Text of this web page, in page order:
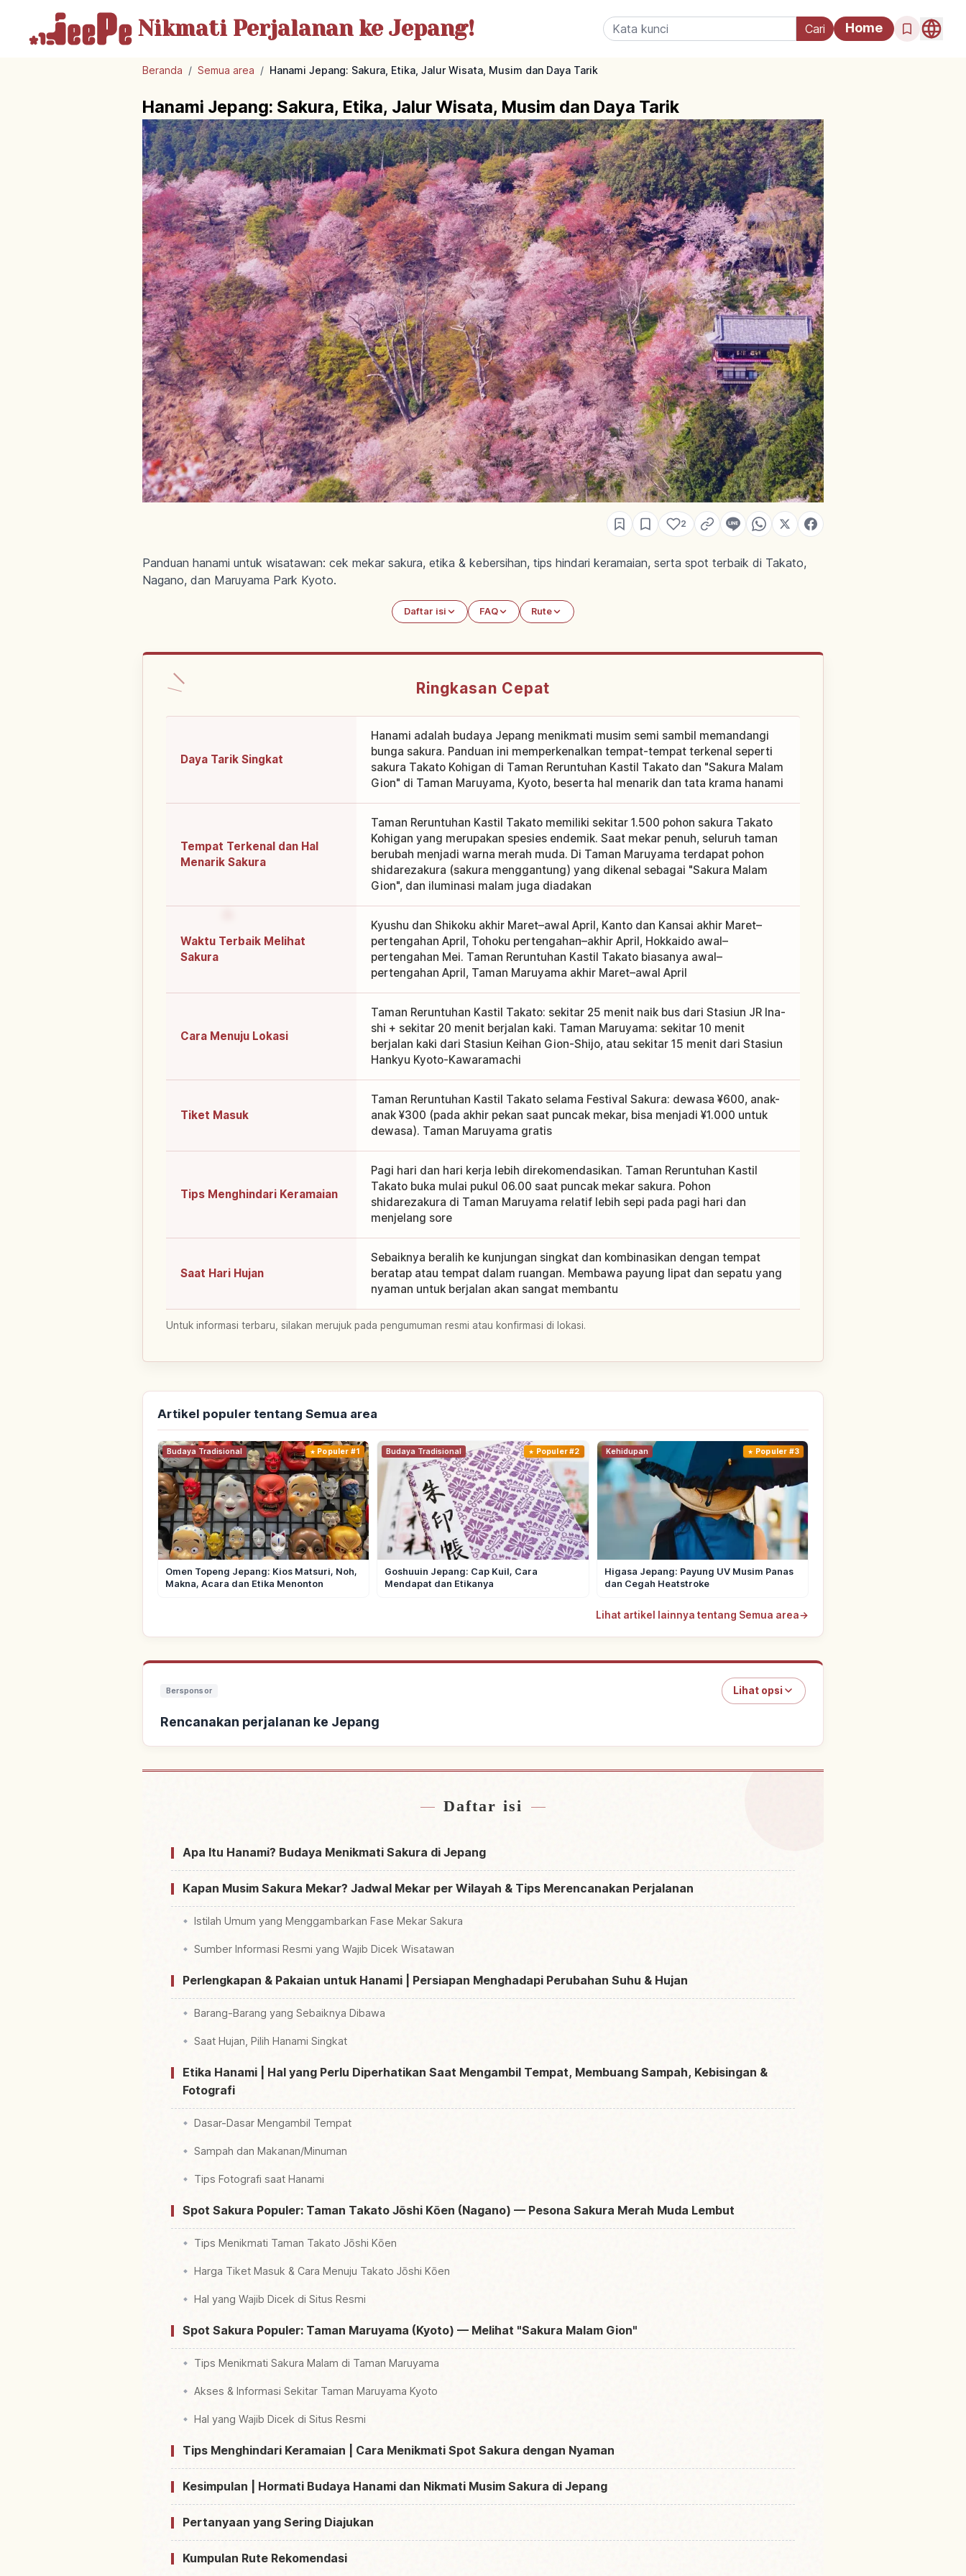
Nikmati Perjalananke Jepang! Home
Beranda / Semua area / Hanami Jepang: Sakura, Etika, Jalur Wisata, Musim dan Daya Tarik
Hanami Jepang: Sakura, Etika, Jalur Wisata, Musim dan Daya Tarik
2
Panduan hanami untuk wisatawan: cek mekar sakura, etika & kebersihan, tips hindari keramaian, serta spot terbaik di Takato,
Nagano, dan Maruyama Park Kyoto.
Daftar isi FAQ Rute
Ringkasan Cepat
Daya Tarik Singkat
Hanami adalah budaya Jepang menikmati musim semi sambil memandangi
bunga sakura. Panduan ini memperkenalkan tempat-tempat terkenal seperti
sakura Takato Kohigan di Taman Reruntuhan Kastil Takato dan "Sakura Malam
Gion" di Taman Maruyama, Kyoto, beserta hal menarik dan tata krama hanami
Tempat Terkenal dan Hal
Menarik Sakura
Taman Reruntuhan Kastil Takato memiliki sekitar 1.500 pohon sakura Takato
Kohigan yang merupakan spesies endemik. Saat mekar penuh, seluruh taman
berubah menjadi warna merah muda. Di Taman Maruyama terdapat pohon
shidarezakura (sakura menggantung) yang dikenal sebagai "Sakura Malam
Gion", dan iluminasi malam juga diadakan
Waktu Terbaik Melihat
Sakura
Kyushu dan Shikoku akhir Maret–awal April, Kanto dan Kansai akhir Maret–
pertengahan April, Tohoku pertengahan–akhir April, Hokkaido awal–
pertengahan Mei. Taman Reruntuhan Kastil Takato biasanya awal–
pertengahan April, Taman Maruyama akhir Maret–awal April
Cara Menuju Lokasi
Taman Reruntuhan Kastil Takato: sekitar 25 menit naik bus dari Stasiun JR Ina-
shi + sekitar 20 menit berjalan kaki. Taman Maruyama: sekitar 10 menit
berjalan kaki dari Stasiun Keihan Gion-Shijo, atau sekitar 15 menit dari Stasiun
Hankyu Kyoto-Kawaramachi
Tiket Masuk
Taman Reruntuhan Kastil Takato selama Festival Sakura: dewasa ¥600, anak-
anak ¥300 (pada akhir pekan saat puncak mekar, bisa menjadi ¥1.000 untuk
dewasa). Taman Maruyama gratis
Tips Menghindari Keramaian
Pagi hari dan hari kerja lebih direkomendasikan. Taman Reruntuhan Kastil
Takato buka mulai pukul 06.00 saat puncak mekar sakura. Pohon
shidarezakura di Taman Maruyama relatif lebih sepi pada pagi hari dan
menjelang sore
Saat Hari Hujan
Sebaiknya beralih ke kunjungan singkat dan kombinasikan dengan tempat
beratap atau tempat dalam ruangan. Membawa payung lipat dan sepatu yang
nyaman untuk berjalan akan sangat membantu
Untuk informasi terbaru, silakan merujuk pada pengumuman resmi atau konfirmasi di lokasi.
Artikel populer tentang Semua area
Budaya Tradisional Populer #1
Omen Topeng Jepang: Kios Matsuri, Noh,
Makna, Acara dan Etika Menonton
Budaya Tradisional Populer #2
Goshuuin Jepang: Cap Kuil, Cara
Mendapat dan Etikanya
Kehidupan Populer #3
Higasa Jepang: Payung UV Musim Panas
dan Cegah Heatstroke
Lihat artikel lainnya tentang Semua area→
Bersponsor Lihat opsi
Rencanakan perjalanan ke Jepang
Daftar isi
Apa Itu Hanami? Budaya Menikmati Sakura di Jepang
Kapan Musim Sakura Mekar? Jadwal Mekar per Wilayah & Tips Merencanakan Perjalanan
Istilah Umum yang Menggambarkan Fase Mekar Sakura
Sumber Informasi Resmi yang Wajib Dicek Wisatawan
Perlengkapan & Pakaian untuk Hanami | Persiapan Menghadapi Perubahan Suhu & Hujan
Barang-Barang yang Sebaiknya Dibawa
Saat Hujan, Pilih Hanami Singkat
Etika Hanami | Hal yang Perlu Diperhatikan Saat Mengambil Tempat, Membuang Sampah, Kebisingan &
Fotografi
Dasar-Dasar Mengambil Tempat
Sampah dan Makanan/Minuman
Tips Fotografi saat Hanami
Spot Sakura Populer: Taman Takato Jōshi Kōen (Nagano) — Pesona Sakura Merah Muda Lembut
Tips Menikmati Taman Takato Jōshi Kōen
Harga Tiket Masuk & Cara Menuju Takato Jōshi Kōen
Hal yang Wajib Dicek di Situs Resmi
Spot Sakura Populer: Taman Maruyama (Kyoto) — Melihat "Sakura Malam Gion"
Tips Menikmati Sakura Malam di Taman Maruyama
Akses & Informasi Sekitar Taman Maruyama Kyoto
Hal yang Wajib Dicek di Situs Resmi
Tips Menghindari Keramaian | Cara Menikmati Spot Sakura dengan Nyaman
Kesimpulan | Hormati Budaya Hanami dan Nikmati Musim Sakura di Jepang
Pertanyaan yang Sering Diajukan
Kumpulan Rute Rekomendasi